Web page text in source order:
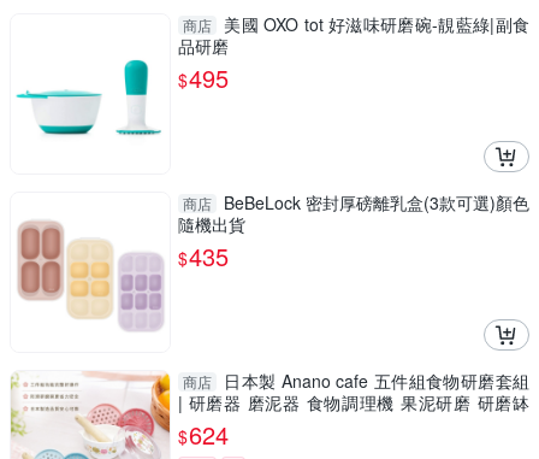
商店
美國 OXO tot 好滋味研磨碗-靚藍綠|副食
品研磨
$495
商店
BeBeLock 密封厚磅離乳盒(3款可選)顏色
隨機出貨
$435
商店
日本製 Anano cafe 五件組食物研磨套組
| 研磨器 磨泥器 食物調理機 果泥研磨 研磨缽
研磨 日本
$624